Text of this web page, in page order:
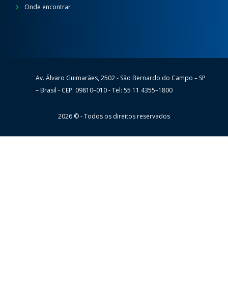
Onde encontrar
WheatonAv. Álvaro Guimarães, 2502 - São Bernardo do Campo – SP
– Brasil - CEP: 09810–010 - Tel: 55 11 4355–1800
2026 © - Todos os direitos reservados